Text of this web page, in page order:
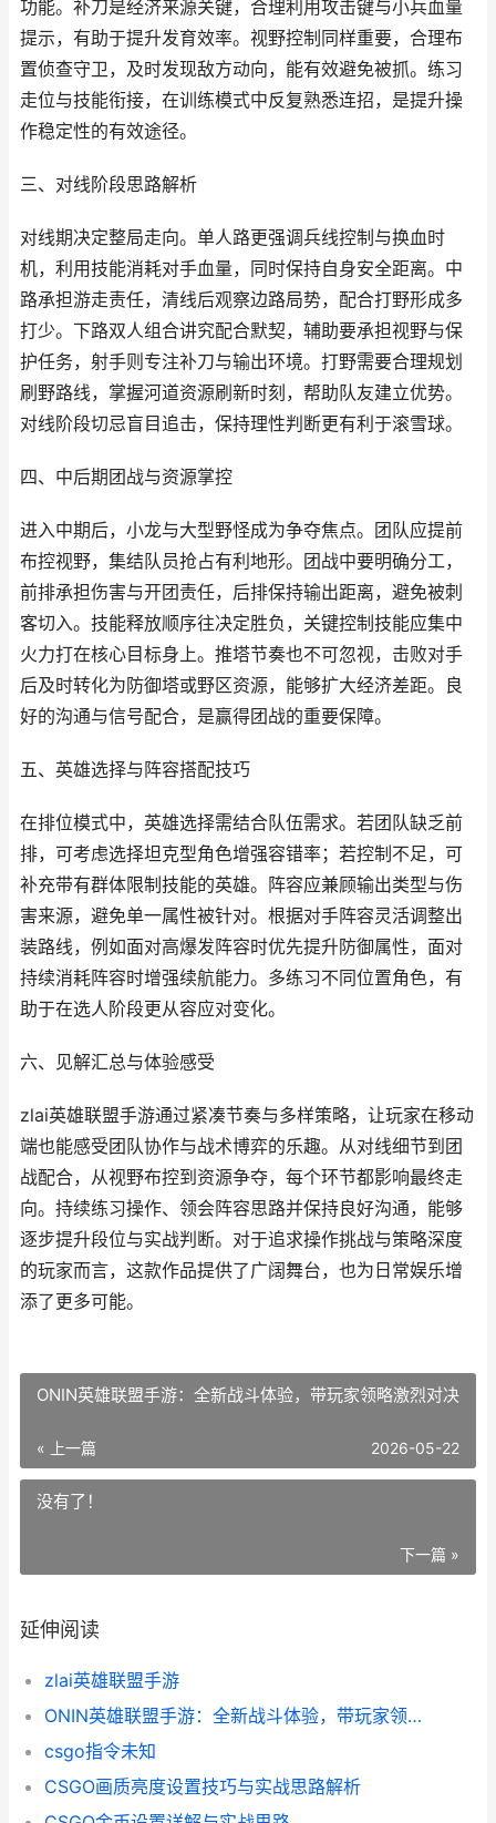
功能。补刀是经济来源关键，合理利用攻击键与小兵血量
提示，有助于提升发育效率。视野控制同样重要，合理布
置侦查守卫，及时发现敌方动向，能有效避免被抓。练习
走位与技能衔接，在训练模式中反复熟悉连招，是提升操
作稳定性的有效途径。
三、对线阶段思路解析
对线期决定整局走向。单人路更强调兵线控制与换血时
机，利用技能消耗对手血量，同时保持自身安全距离。中
路承担游走责任，清线后观察边路局势，配合打野形成多
打少。下路双人组合讲究配合默契，辅助要承担视野与保
护任务，射手则专注补刀与输出环境。打野需要合理规划
刷野路线，掌握河道资源刷新时刻，帮助队友建立优势。
对线阶段切忌盲目追击，保持理性判断更有利于滚雪球。
四、中后期团战与资源掌控
进入中期后，小龙与大型野怪成为争夺焦点。团队应提前
布控视野，集结队员抢占有利地形。团战中要明确分工，
前排承担伤害与开团责任，后排保持输出距离，避免被刺
客切入。技能释放顺序往决定胜负，关键控制技能应集中
火力打在核心目标身上。推塔节奏也不可忽视，击败对手
后及时转化为防御塔或野区资源，能够扩大经济差距。良
好的沟通与信号配合，是赢得团战的重要保障。
五、英雄选择与阵容搭配技巧
在排位模式中，英雄选择需结合队伍需求。若团队缺乏前
排，可考虑选择坦克型角色增强容错率；若控制不足，可
补充带有群体限制技能的英雄。阵容应兼顾输出类型与伤
害来源，避免单一属性被针对。根据对手阵容灵活调整出
装路线，例如面对高爆发阵容时优先提升防御属性，面对
持续消耗阵容时增强续航能力。多练习不同位置角色，有
助于在选人阶段更从容应对变化。
六、见解汇总与体验感受
zlai英雄联盟手游通过紧凑节奏与多样策略，让玩家在移动
端也能感受团队协作与战术博弈的乐趣。从对线细节到团
战配合，从视野布控到资源争夺，每个环节都影响最终走
向。持续练习操作、领会阵容思路并保持良好沟通，能够
逐步提升段位与实战判断。对于追求操作挑战与策略深度
的玩家而言，这款作品提供了广阔舞台，也为日常娱乐增
添了更多可能。
ONIN英雄联盟手游：全新战斗体验，带玩家领略激烈对决
« 上一篇 2026-05-22
没有了！
下一篇 »
延伸阅读
zlai英雄联盟手游
ONIN英雄联盟手游：全新战斗体验，带玩家领略激烈对决
csgo指令未知
CSGO画质亮度设置技巧与实战思路解析